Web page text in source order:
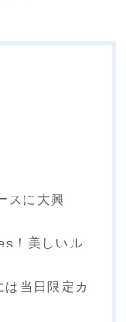
スに大興
！美しいル
当日限定カ